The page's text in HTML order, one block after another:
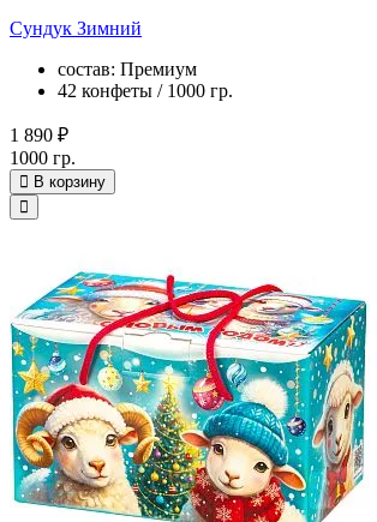
Сундук Зимний
состав: Премиум
42 конфеты / 1000 гр.
1 890 ₽
1000 гр.
В корзину